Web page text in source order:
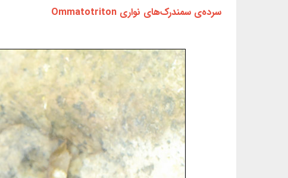
سرده‌ی سمندرک‌های نواری Ommatotriton